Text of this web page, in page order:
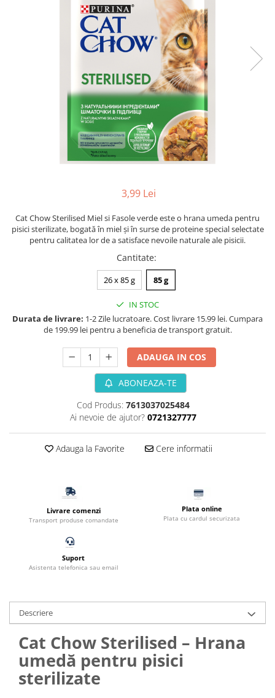
Zgarzi si hamuri caini
Hrana uscata pentru pisici
Hrana umeda pentru pisici
Suplimente vitamino minerale
Toaletare pisici
Antiparazitare pisici
Pompe aer acvariu
Pompa apa acvariu
Lampa pentru acvariu
Neoane si LED-uri pentru acvarii
Sterilizator acvariu
Racitoare
Furtune si conectori acvarii
Curatare acvarii
Conditioneri apa acvariu
Medii filtrante
Piese de schimb
Pasari
Batoane
Colivii pentru pasari
Hrana pasari
Masini de tuns caini
Accesorii masini tuns caini
Antiparazitare caini
Accesorii diverse caini
Fertilizatori acvarii
Tratamente pesti acvariu
Furtune si conectori acvarii
Curatare acvarii
Conditioneri apa acvariu
Decoruri si plante artificiale
3,99 Lei
Cat Chow Sterilised Miel si Fasole verde este o hrana umeda pentru
pisici sterilizate, bogată în miel și în surse de proteine special selectate
pentru calitatea lor de a satisface nevoile naturale ale pisicii.
Cantitate:
26 x 85 g 85 g
IN STOC
Durata de livrare: 1-2 Zile lucratoare. Cost livrare 15.99 lei. Cumpara
de 199.99 lei pentru a beneficia de transport gratuit.
ADAUGA IN COS
ABONEAZA-TE
Cod Produs: 7613037025484
Ai nevoie de ajutor? 0721327777
Adauga la Favorite Cere informatii
Livrare comenzi
Transport produse comandate
Plata online
Plata cu cardul securizata
Suport
Asistenta telefonica sau email
Descriere
Cat Chow Sterilised – Hrana
umedă pentru pisici
sterilizate